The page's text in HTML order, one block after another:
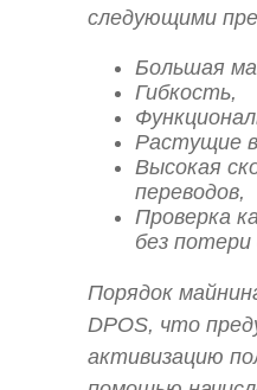
следующими
Большая
Гибкость,
Растущие
Высокая
переводов,
Проверка
без потери
Порядок
DPOS, что
активизацию